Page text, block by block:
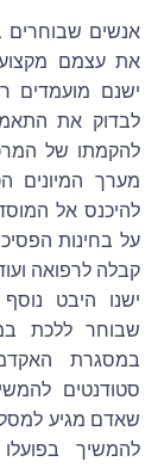
אנשים שבוחרים
את עצמם
ישנם מועמדים
לבדוק את
להקמתו של
מערך המיונים
להיכנס אל
על בחינות
קבלה לרפואה
ישנו היבט
שבוחר ללכת
במסגרת
סטודנטים
שאדם מגיע
להמשיך